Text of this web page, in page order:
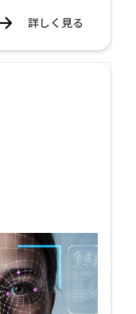
詳しく見る
時代にもた